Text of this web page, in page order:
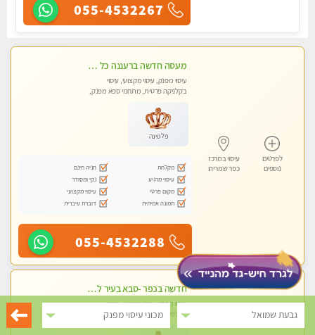
גבעת שמואל מכוני עיסוי מפנק
055-4532267
לפרטים
נוספים
עיסוי במרכז
כפר שמריהו
מעסה חדשה ברעננה כל סוגי העיסויים מעסה מקצועית ואיכותית פרטי!!!מומלץ לחלוטין!!
עיסוי מפנק, עיסוי מקצועי, עיסוי
בקלניקה פרטית, מתחמי ספא מפנק,
פלטינה
מקלחת
חניה חינם
עיסוי מרגיע
נקי ומסודר
מקום פרטי
עיסוי מקצועי
תמונה אמיתית
דוברת עיברית
055-4532288
חדשה בכפר -סבא בעיר לעיסוי מפנק מקצועי ואיכותי מאוד
עיסוי מפנק, עיסוי מקצועי, עיסוי
בקלניקה פרטית, מתחמי ספא מפנק,